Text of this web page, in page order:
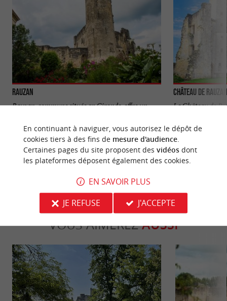
Rauzan
Rauzan, commune située en Gironde, offre un
viticole aux ...
44 m - Rauzan
Château de Rauzan
Le Château de
ancienne motte ...
67 m -
VOUS AIMEREZAUSSI
En continuant à naviguer, vous autorisez le dépôt de
cookies tiers à des fins de mesure d'audience.
Certaines pages du site proposent des vidéosdont
les plateformes déposent également des cookies.
EN SAVOIR PLUS
JE REFUSE
J'ACCEPTE